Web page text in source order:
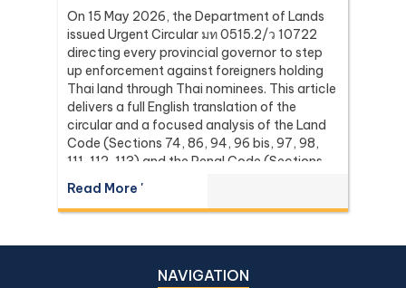
On 15 May 2026, the Department of Lands
issued Urgent Circular มท 0515.2/ว 10722
directing every provincial governor to step
up enforcement against foreigners holding
Thai land through Thai nominees. This article
delivers a full English translation of the
circular and a focused analysis of the Land
Code (Sections 74, 86, 94, 96 bis, 97, 98,
111, 112, 113) and the Penal Code (Sections
Supreme Court (Dika) authorities including
Dika 344/2511, Dika 1038/2538, Dika
Read More '
NAVIGATION